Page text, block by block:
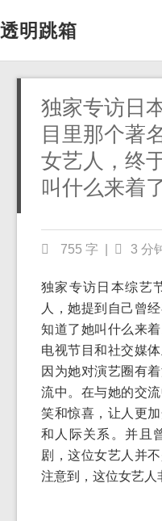
透明跳箱
独家专访日
目里那个著
女艺人，终
叫什么来着
755 字 3 分
独家专访日本综艺
人，她提到自己曾
知道了她叫什么来
电视节目和社交媒
因为她对演艺圈有
流中。在与她的交
笑和惊喜，让人更
和人际关系。并且
剧，这位女艺人并
注意到，这位女艺人